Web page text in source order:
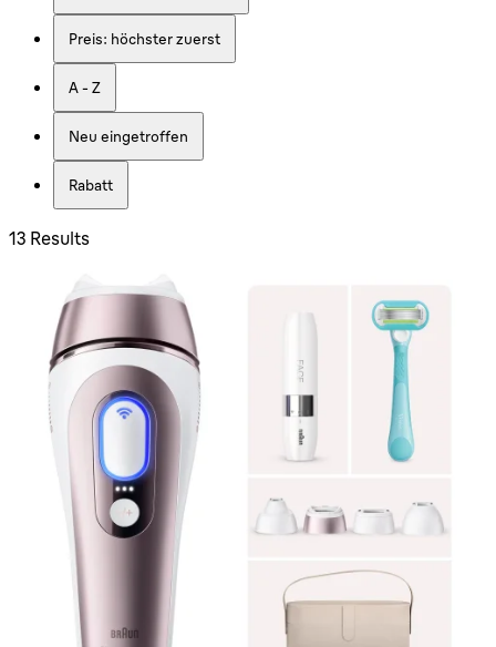
Preis: höchster zuerst
A - Z
Neu eingetroffen
Rabatt
13 Results